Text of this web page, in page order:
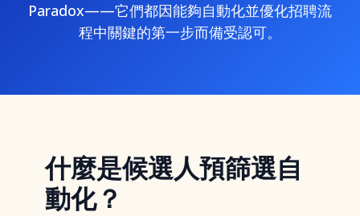
Paradox——它們都因能夠自動化並優化招聘流
程中關鍵的第一步而備受認可。
什麼是候選人預篩選自
動化？